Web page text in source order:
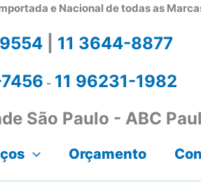
e Nacional de todas as
| 11 3644-8877
- 11 96231-1982
São Paulo - ABC
Orçamento